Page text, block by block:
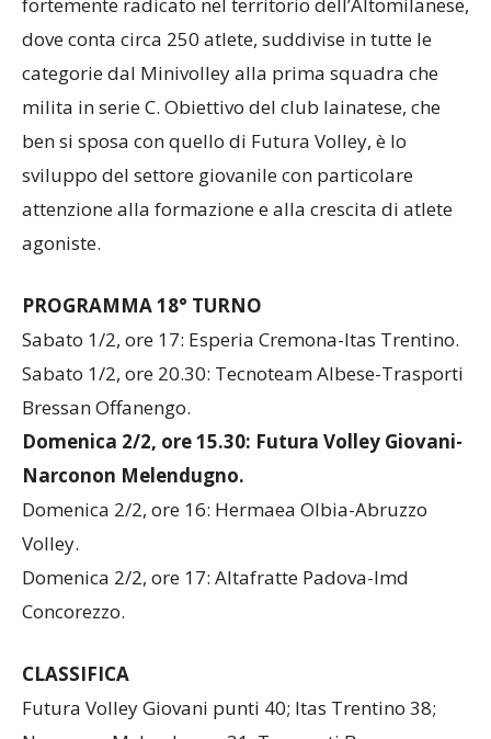
categorie dal Minivolley alla prima squadra che
ben si sposa con quello di Futura Volley, è lo
sviluppo del settore giovanile con particolare
agoniste.
Sabato 1/2, ore 17: Esperia Cremona-Itas Trentino.
Sabato 1/2, ore 20.30: Tecnoteam Albese-Trasporti
Bressan Offanengo.
Domenica 2/2, ore 15.30: Futura Volley Giovani-
Narconon Melendugno.
Volley.
Futura Volley Giovani punti 40; Itas Trentino 38;